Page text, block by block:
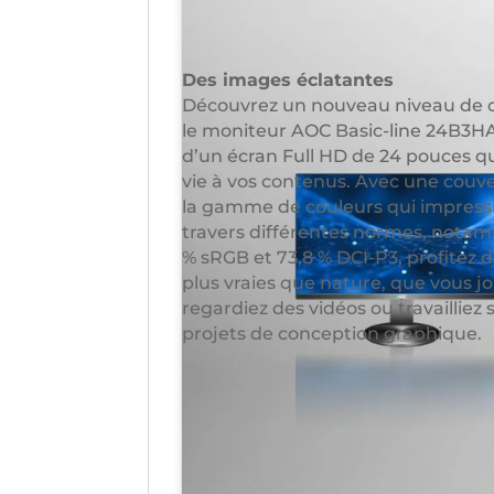
Des images éclatantes
Découvrez un nouveau niveau de
le moniteur AOC Basic-line
d’un écran Full HD de 24 pouces
vie à vos contenus. Avec une
la gamme de couleurs qui
travers différentes normes,
% sRGB et 73,8 % DCI-P3, profitez
plus vraies que nature, que vous
regardiez des vidéos ou travailliez
projets de conception graphique.